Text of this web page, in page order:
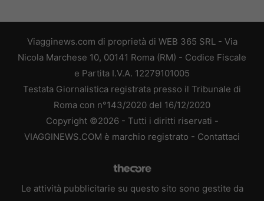
Viagginews.com di proprietà di WEB 365 SRL - Via
Nicola Marchese 10, 00141 Roma (RM) - Codice Fiscale
e Partita I.V.A. 12279101005
Testata Giornalistica registrata presso il Tribunale di
Roma con n°143/2020 del 16/12/2020
Copyright ©2026 - Tutti i diritti riservati -
VIAGGINEWS.COM è marchio registrato - Contattaci
Le attività pubblicitarie su questo sito sono gestite da